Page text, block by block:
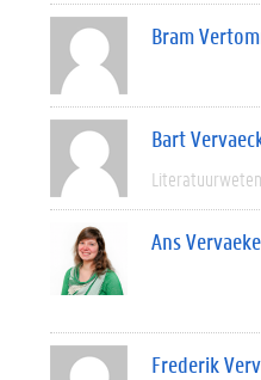
Bram
Bart
Ans Vervaeke
Frederik